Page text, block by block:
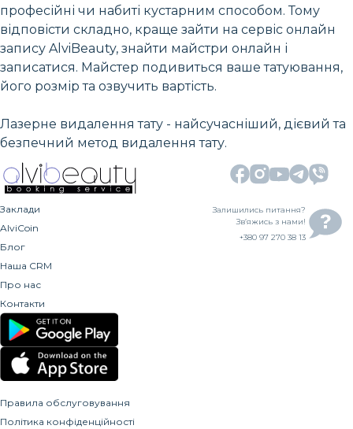
професійні чи набиті кустарним способом. Тому
відповісти складно, краще зайти на сервіс онлайн
запису AlviBeauty, знайти майстри онлайн і
записатися. Майстер подивиться ваше татуювання,
його розмір та озвучить вартість.
Лазерне видалення тату - найсучасніший, дієвий та
безпечний метод видалення тату.
Заклади
AlviCoin
Блог
Наша CRM
Про нас
Контакти
Залишились питання?
Зв’яжись з нами!
+380 97 270 38 13
Правила обслуговування
Політика конфіденційності